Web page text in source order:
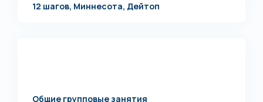
12 шагов, Миннесота, Дейтоп
Общие групповые занятия